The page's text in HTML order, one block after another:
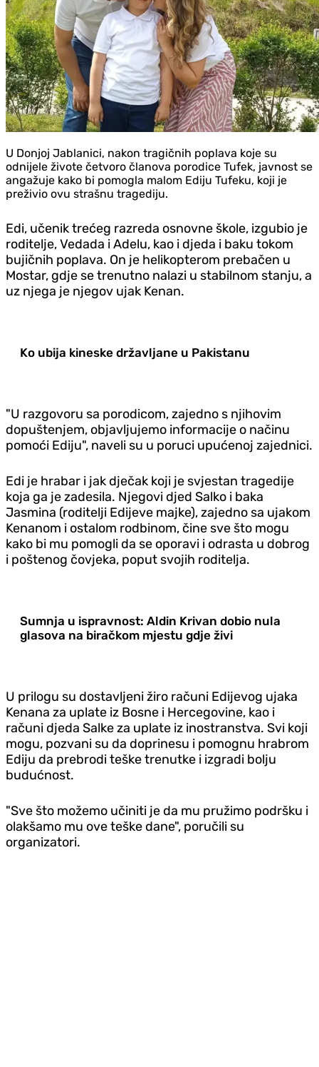
U Donjoj Jablanici, nakon tragičnih poplava koje su
odnijele živote četvoro članova porodice Tufek, javnost se
angažuje kako bi pomogla malom Ediju Tufeku, koji je
preživio ovu strašnu tragediju.
Edi, učenik trećeg razreda osnovne škole, izgubio je
roditelje, Vedada i Adelu, kao i djeda i baku tokom
bujičnih poplava. On je helikopterom prebačen u
Mostar, gdje se trenutno nalazi u stabilnom stanju, a
uz njega je njegov ujak Kenan.
Ko ubija kineske državljane u Pakistanu
"U razgovoru sa porodicom, zajedno s njihovim
dopuštenjem, objavljujemo informacije o načinu
pomoći Ediju", naveli su u poruci upućenoj zajednici.
Edi je hrabar i jak dječak koji je svjestan tragedije
koja ga je zadesila. Njegovi djed Salko i baka
Jasmina (roditelji Edijeve majke), zajedno sa ujakom
Kenanom i ostalom rodbinom, čine sve što mogu
kako bi mu pomogli da se oporavi i odrasta u dobrog
i poštenog čovjeka, poput svojih roditelja.
Sumnja u ispravnost: Aldin Krivan dobio nula
glasova na biračkom mjestu gdje živi
U prilogu su dostavljeni žiro računi Edijevog ujaka
Kenana za uplate iz Bosne i Hercegovine, kao i
računi djeda Salke za uplate iz inostranstva. Svi koji
mogu, pozvani su da doprinesu i pomognu hrabrom
Ediju da prebrodi teške trenutke i izgradi bolju
budućnost.
"Sve što možemo učiniti je da mu pružimo podršku i
olakšamo mu ove teške dane", poručili su
organizatori.